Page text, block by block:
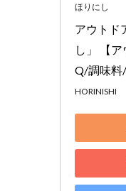
ほりにし
アウトド
し」 【
Q/調味料/
HORINISHI